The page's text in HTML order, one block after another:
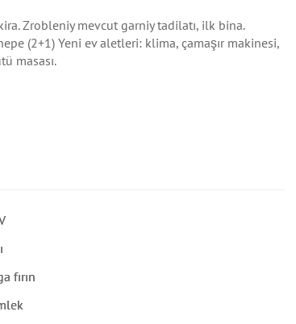
Zrobleniy mevcut garniy tadilatı, ilk bina.
(2+1) Yeni ev aletleri: klima, çamaşır makinesi,
masası.
fırın